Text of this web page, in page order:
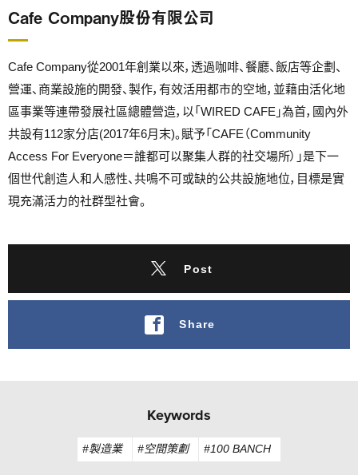
Cafe Company股份有限公司
Cafe Company從2001年創業以來，透過咖啡、餐廳、飯店等企劃、
營運、商業設施的開發、製作，有效活用都市的空地，並藉由活化地
區事業等連帶發展社區總體營造，以「WIRED CAFE」為首，國內外
共設有112家分店(2017年6月末)。賦予「CAFE（Community
Access For Everyone＝誰都可以聚集人群的社交場所）」是下一
個世代創造人和人感性、共鳴不可或缺的公共設施地位，目標是實
現充滿活力的社群型社會。
Post
Share
Keywords
#製造業 #空間策劃 #100 BANCH